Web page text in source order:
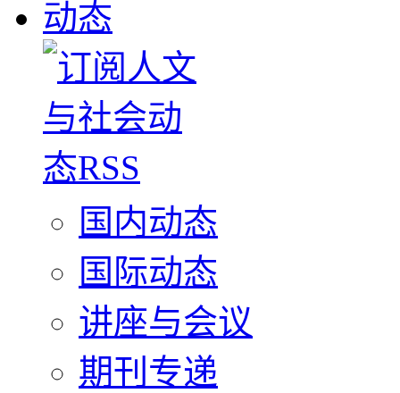
动态
国内动态
国际动态
讲座与会议
期刊专递